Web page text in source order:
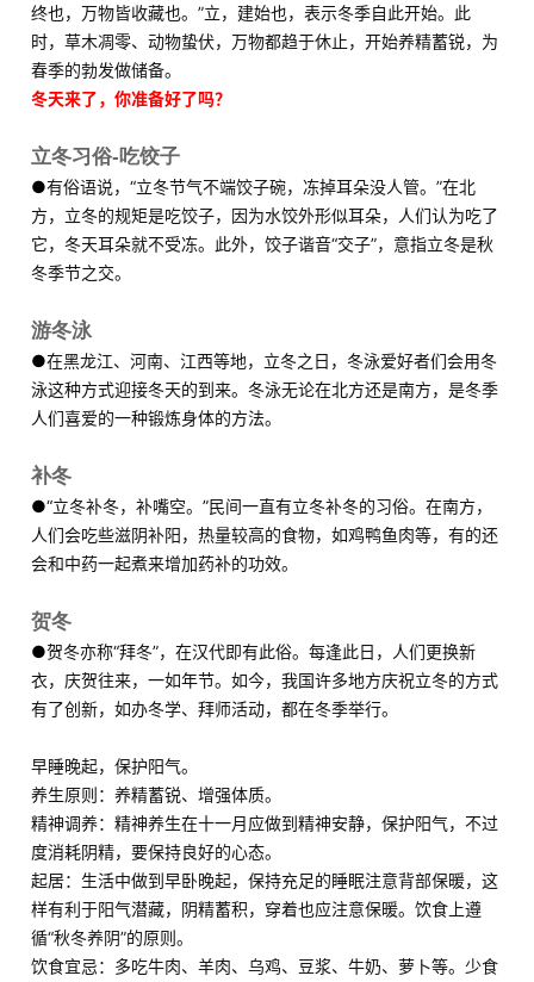
终也，万物皆收藏也。”立，建始也，表示冬季自此开始。此
时，草木凋零、动物蛰伏，万物都趋于休止，开始养精蓄锐，为
春季的勃发做储备。
冬天来了，你准备好了吗？
立冬习俗-吃饺子
●有俗语说，“立冬节气不端饺子碗，冻掉耳朵没人管。”在北
方，立冬的规矩是吃饺子，因为水饺外形似耳朵，人们认为吃了
它，冬天耳朵就不受冻。 此外，饺子谐音“交子”，意指立冬是秋
冬季节之交。
游冬泳
●在黑龙江、河南、江西等地，立冬之日，冬泳爱好者们会用冬
泳这种方式迎接冬天的到来。冬泳无论在北方还是南方，是冬季
人们喜爱的一种锻炼身体的方法。
补冬
●“立冬补冬，补嘴空。”民间一直有立冬补冬的习俗。在南方，
人们会吃些滋阴补阳，热量较高的食物，如鸡鸭鱼肉等，有的还
会和中药一起煮来增加药补的功效。
贺冬
●贺冬亦称“拜冬”，在汉代即有此俗。每逢此日，人们更换新
衣，庆贺往来，一如年节。如今，我国许多地方庆祝立冬的方式
有了创新，如办冬学、拜师活动，都在冬季举行。
早睡晚起，保护阳气。
养生原则：养精蓄锐、增强体质。
精神调养：精神养生在十一月应做到精神安静，保护阳气，不过
度消耗阴精，要保持良好的心态。
起居：生活中做到早卧晚起，保持充足的睡眠注意背部保暖，这
样有利于阳气潜藏，阴精蓄积，穿着也应注意保暖。饮食上遵
循“秋冬养阴”的原则。
饮食宜忌：多吃牛肉、羊肉、乌鸡、豆浆、牛奶、萝卜等。少食